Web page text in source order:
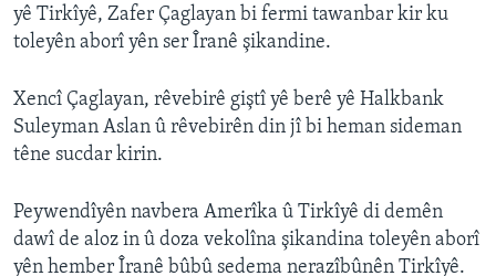
FOLLOW US
Zimanên Din
yê Tirkîyê, Zafer Çaglayan bi fermi tawanbar kir ku
toleyên aborî yên ser Îranê şikandine.
Xencî Çaglayan, rêvebirê giştî yê berê yê Halkbank
Suleyman Aslan û rêvebirên din jî bi heman sideman
têne sucdar kirin.
Peywendîyên navbera Amerîka û Tirkîyê di demên
dawî de aloz in û doza vekolîna şikandina toleyên aborî
yên hember Îranê bûbû sedema nerazîbûnên Tirkîyê.